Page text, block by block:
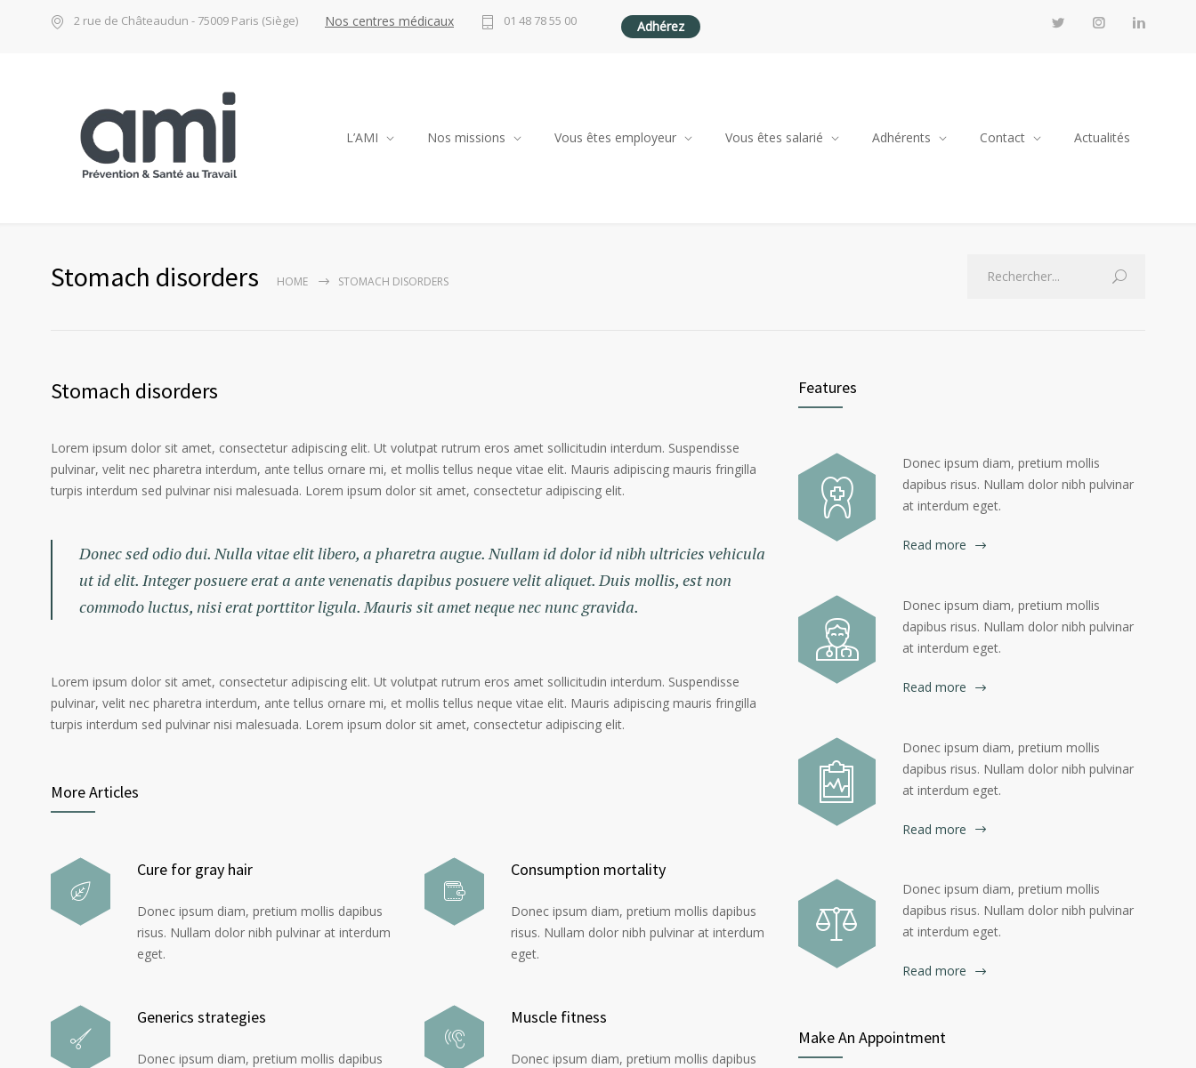
2 rue de Châteaudun - 75009 Paris (Siège) Nos centres médicaux 01 48 78 55 00 Adhérez
L’AMI Nos missions Vous êtes employeur Vous êtes salarié Adhérents Contact Actualités
Stomach disorders HOME STOMACH DISORDERS
Stomach disorders
Lorem ipsum dolor sit amet, consectetur adipiscing elit. Ut volutpat rutrum eros amet sollicitudin interdum. Suspendisse
pulvinar, velit nec pharetra interdum, ante tellus ornare mi, et mollis tellus neque vitae elit. Mauris adipiscing mauris fringilla
turpis interdum sed pulvinar nisi malesuada. Lorem ipsum dolor sit amet, consectetur adipiscing elit.
Donec sed odio dui. Nulla vitae elit libero, a pharetra augue. Nullam id dolor id nibh ultricies vehicula
ut id elit. Integer posuere erat a ante venenatis dapibus posuere velit aliquet. Duis mollis, est non
commodo luctus, nisi erat porttitor ligula. Mauris sit amet neque nec nunc gravida.
Lorem ipsum dolor sit amet, consectetur adipiscing elit. Ut volutpat rutrum eros amet sollicitudin interdum. Suspendisse
pulvinar, velit nec pharetra interdum, ante tellus ornare mi, et mollis tellus neque vitae elit. Mauris adipiscing mauris fringilla
turpis interdum sed pulvinar nisi malesuada. Lorem ipsum dolor sit amet, consectetur adipiscing elit.
More Articles
Cure for gray hair
Donec ipsum diam, pretium mollis dapibus
risus. Nullam dolor nibh pulvinar at interdum
eget.
Generics strategies
Donec ipsum diam, pretium mollis dapibus
Consumption mortality
Donec ipsum diam, pretium mollis dapibus
risus. Nullam dolor nibh pulvinar at interdum
eget.
Muscle fitness
Donec ipsum diam, pretium mollis dapibus
Features
Donec ipsum diam, pretium mollis
dapibus risus. Nullam dolor nibh pulvinar
at interdum eget.
Read more
Donec ipsum diam, pretium mollis
dapibus risus. Nullam dolor nibh pulvinar
at interdum eget.
Read more
Donec ipsum diam, pretium mollis
dapibus risus. Nullam dolor nibh pulvinar
at interdum eget.
Read more
Donec ipsum diam, pretium mollis
dapibus risus. Nullam dolor nibh pulvinar
at interdum eget.
Read more
Make An Appointment